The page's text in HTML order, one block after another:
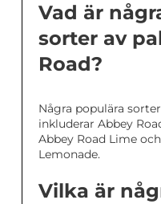
Vad är
sorter av
Road?
Några populära
inkluderar Abbey
Abbey Road Lime
Lemonade.
Vilka är